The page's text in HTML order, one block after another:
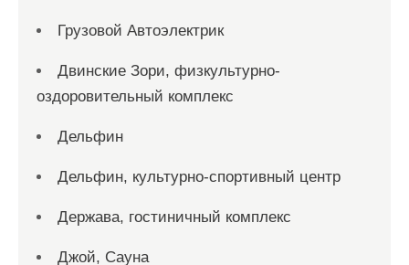
Грузовой Автоэлектрик
Двинские Зори, физкультурно-
оздоровительный комплекс
Дельфин
Дельфин, культурно-спортивный центр
Держава, гостиничный комплекс
Джой, Сауна